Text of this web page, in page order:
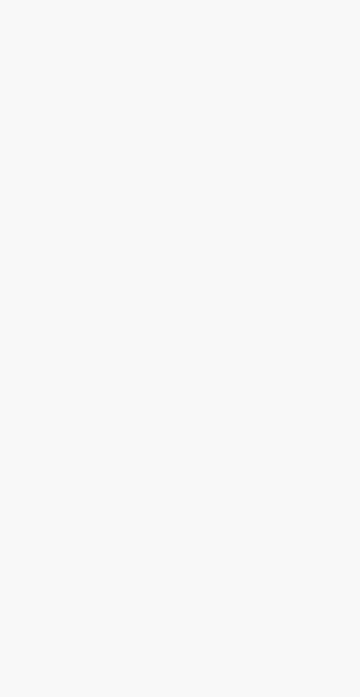
als Mitglieder der FFw Friedersdorf am 15. Februar 2008 in den
ein Einblick in die Vereinskasse 2008 bildeten den Ablauf der
Alle Gäste und neuen Mitglieder haben einen Einblick in die
Frauen vom hohen Einsatz und der eigentlichen Arbeit